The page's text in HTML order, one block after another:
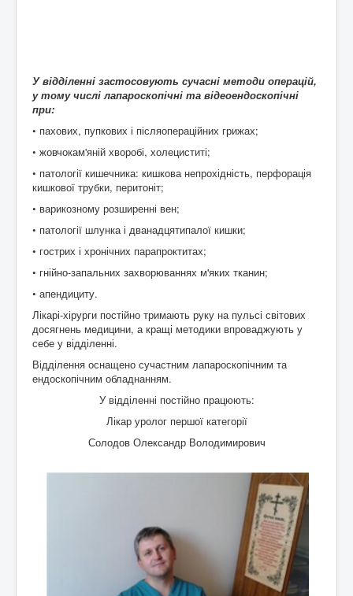
У відділенні застосовують сучасні методи операцій,
у тому числі лапароскопічні та відеоендоскопічні
при:
• пахових, пупкових і післяопераційних грижах;
• жовчокам'яній хворобі, холециститі;
• патології кишечника: кишкова непрохідність, перфорація
кишкової трубки, перитоніт;
• варикозному розширенні вен;
• патології шлунка і дванадцятипалої кишки;
• гострих і хронічних парапроктитах;
• гнійно-запальних захворюваннях м'яких тканин;
• апендициту.
Лікарі-хірурги постійно тримають руку на пульсі світових
досягнень медицини, а кращі методики впроваджують у
себе у відділенні.
Відділення оснащено сучастним лапароскопічним та
ендоскопічним обладнанням.
У відділенні постійно працюють:
Лікар уролог першої категорії
Солодов Олександр Володимирович